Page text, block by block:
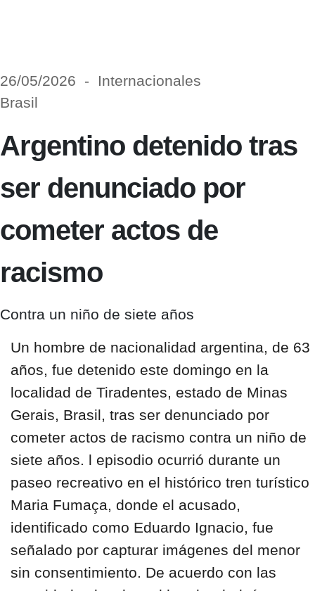
26/05/2026 - Internacionales
Brasil
Argentino detenido tras
ser denunciado por
cometer actos de
racismo
Contra un niño de siete años
Un hombre de nacionalidad argentina, de 63
años, fue detenido este domingo en la
localidad de Tiradentes, estado de Minas
Gerais, Brasil, tras ser denunciado por
cometer actos de racismo contra un niño de
siete años. l episodio ocurrió durante un
paseo recreativo en el histórico tren turístico
Maria Fumaça, donde el acusado,
identificado como Eduardo Ignacio, fue
señalado por capturar imágenes del menor
sin consentimiento. De acuerdo con las